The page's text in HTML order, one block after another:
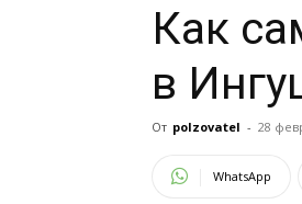
Как
в
От polzovatel - 28
WhatsApp